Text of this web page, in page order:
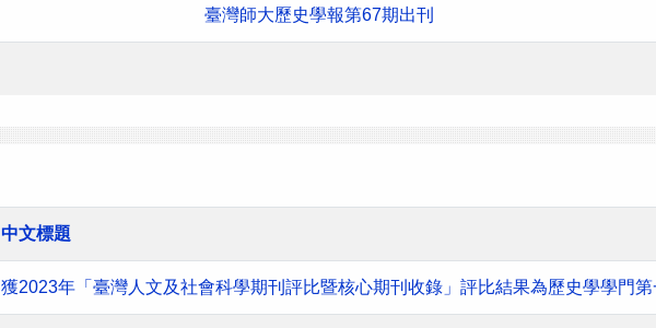
臺灣師大歷史學報第67期出刊
中文標題
獲2023年「臺灣人文及社會科學期刊評比暨核心期刊收錄」評比結果為歷史學學門